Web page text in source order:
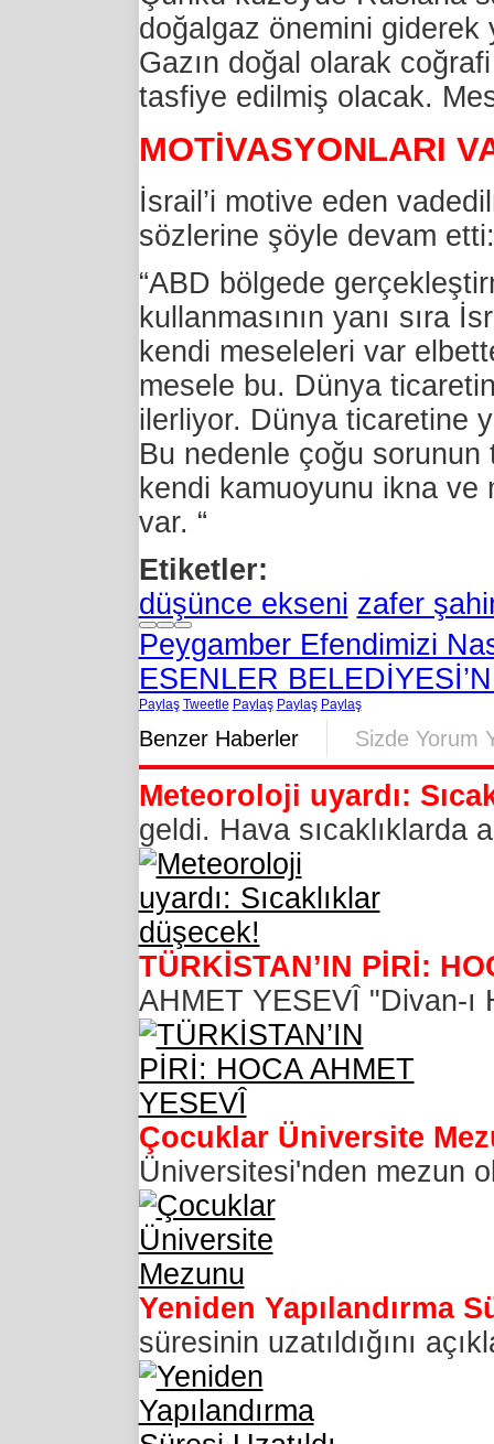
doğalgaz önemini giderek
Gazın doğal olarak
tasfiye edilmiş olacak.
MOTİVASYONLARI
İsrail’i motive eden
sözlerine şöyle devam etti:
“ABD bölgede
kullanmasının yanı sıra
kendi meseleleri var
mesele bu. Dünya
ilerliyor. Dünya ticaretine
Bu nedenle çoğu sorunun
kendi kamuoyunu ikna ve
var. “
Etiketler:
düşünce ekseni zafer
Peygamber Efendimizi
ESENLER
Paylaş Tweetle Paylaş Paylaş Paylaş
Benzer Haberler Sizde Yorum
Meteoroloji uyardı:
geldi. Hava sıcaklıklarda
TÜRKİSTAN’IN PİRİ:
AHMET YESEVÎ "Divan-ı
Çocuklar Üniversite
Üniversitesi'nden mezun
Yeniden Yapılandırma
süresinin uzatıldığını